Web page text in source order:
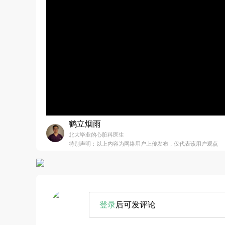
鹤立烟雨
北大毕业的心脏科医生
特别声明：以上内容为网络用户上传发布，仅代表该用户观点
登录后可发评论